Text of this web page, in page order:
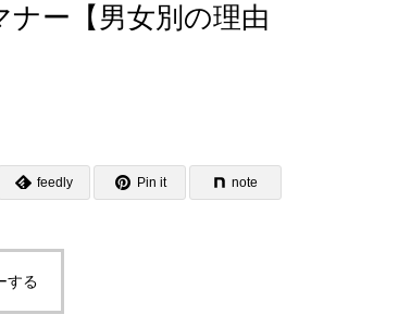
ー【男女別の理由
feedly Pin it note
する